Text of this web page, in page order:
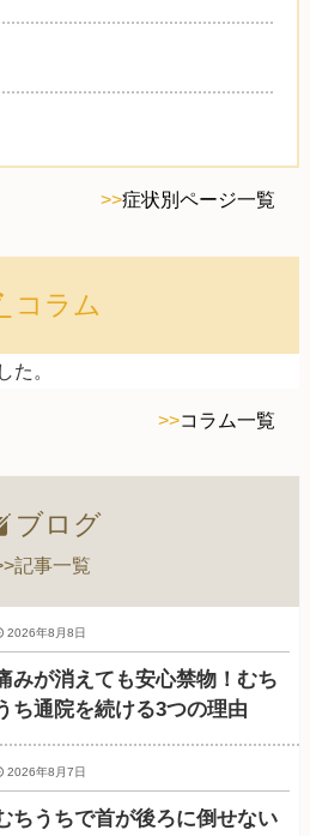
>>症状別ページ一覧
コラム
た。
>>コラム一覧
ブログ
記事一覧
みが消えても安心禁物！むち
ち通院を続ける3つの理由
2026年8月8日
ちうちで首が後ろに倒せない
2026年8月7日